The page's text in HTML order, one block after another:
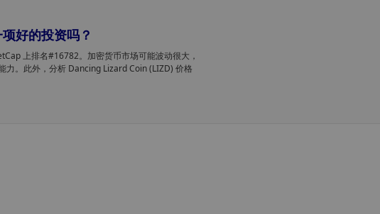
好的投资吗？
上排名#16782。加密货币市场可能波动很大，
力。此外，分析 Dancing Lizard Coin (LIZD) 价格